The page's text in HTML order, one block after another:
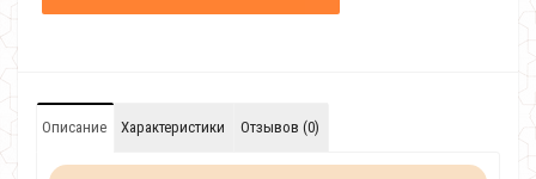
Описание Характеристики Отзывов (0)